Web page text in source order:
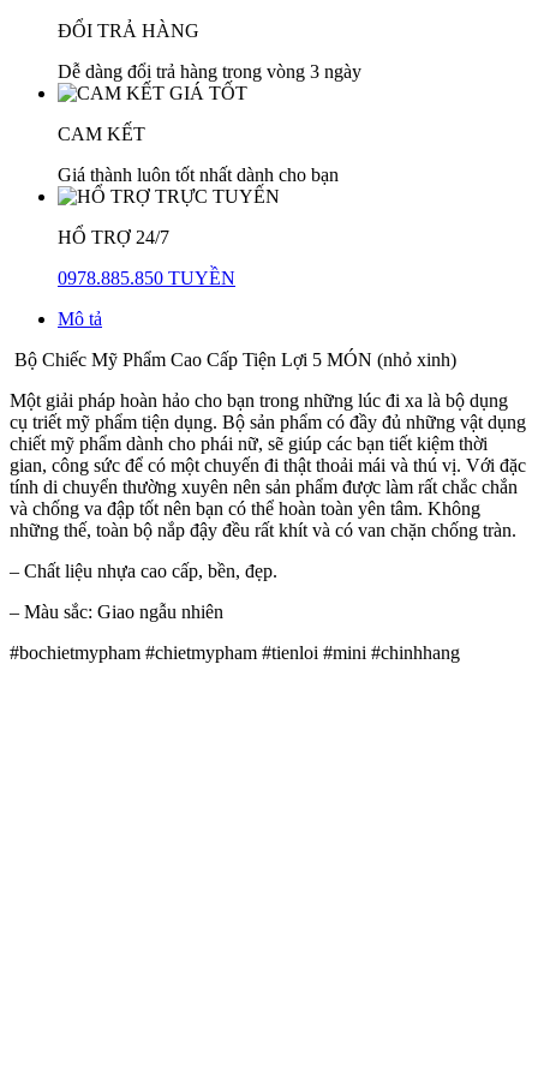
ĐỔI TRẢ HÀNG
Dễ dàng đổi trả hàng trong vòng 3 ngày
CAM KẾT
Giá thành luôn tốt nhất dành cho bạn
HỔ TRỢ 24/7
0978.885.850 TUYỀN
Mô tả
Bộ Chiếc Mỹ Phẩm Cao Cấp Tiện Lợi 5 MÓN (nhỏ xinh)
Một giải pháp hoàn hảo cho bạn trong những lúc đi xa là bộ dụng
cụ triết mỹ phẩm tiện dụng. Bộ sản phẩm có đầy đủ những vật dụng
chiết mỹ phẩm dành cho phái nữ, sẽ giúp các bạn tiết kiệm thời
gian, công sức để có một chuyến đi thật thoải mái và thú vị. Với đặc
tính di chuyển thường xuyên nên sản phẩm được làm rất chắc chắn
và chống va đập tốt nên bạn có thể hoàn toàn yên tâm. Không
những thế, toàn bộ nắp đậy đều rất khít và có van chặn chống tràn.
– Chất liệu nhựa cao cấp, bền, đẹp.
– Màu sắc: Giao ngẫu nhiên
#bochietmypham #chietmypham #tienloi #mini #chinhhang